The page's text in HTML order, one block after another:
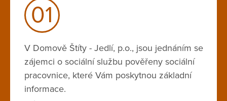
01
V Domově Štíty - Jedlí, p.o., jsou jednáním se
zájemci o sociální službu pověřeny sociální
pracovnice, které Vám poskytnou základní
informace.